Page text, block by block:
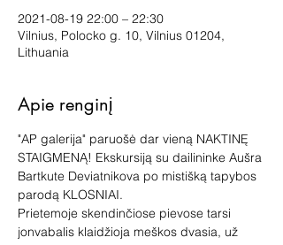
2021-08-19 22:00 – 22:30
Vilnius, Polocko g. 10, Vilnius 01204,
Lithuania
Apie renginį
"AP galerija" paruošė dar vieną NAKTINĘ
STAIGMENĄ! Ekskursiją su dailininke Aušra
Bartkute Deviatnikova po mistišką tapybos
parodą KLOSNIAI.
Prietemoje skendinčiose pievose tarsi
jonvabalis klaidžioja meškos dvasia, už